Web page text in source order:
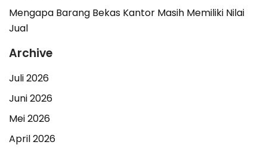
Mengapa Barang Bekas Kantor Masih Memiliki Nilai
Jual
Archive
Juli 2026
Juni 2026
Mei 2026
April 2026